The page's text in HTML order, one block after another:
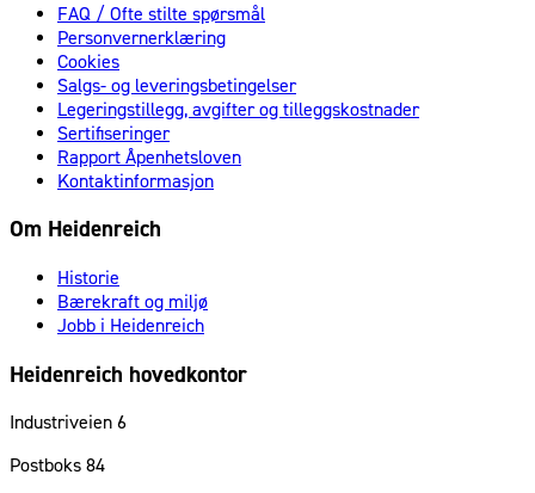
FAQ / Ofte stilte spørsmål
Personvernerklæring
Cookies
Salgs- og leveringsbetingelser
Legeringstillegg, avgifter og tilleggskostnader
Sertifiseringer
Rapport Åpenhetsloven
Kontaktinformasjon
Om Heidenreich
Historie
Bærekraft og miljø
Jobb i Heidenreich
Heidenreich hovedkontor
Industriveien 6
Postboks 84